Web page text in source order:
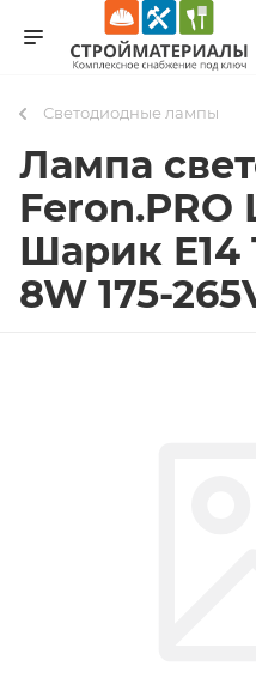
Светодиодные лампы
Лампа
Feron.PRO
Шарик E14
8W 175-